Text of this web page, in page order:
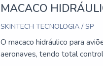
MACACO
SKINTECH TECNOLOGIA / SP
O macaco hidráulico para
aeronaves, tendo total